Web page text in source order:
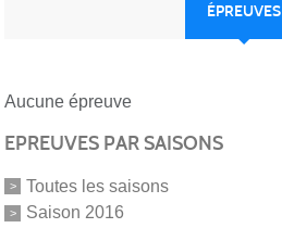
ÉPREUVES
Aucune épreuve
EPREUVES PAR SAISONS
Toutes les saisons
Saison 2016